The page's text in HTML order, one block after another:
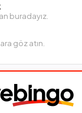
buradayız.
göz atın.